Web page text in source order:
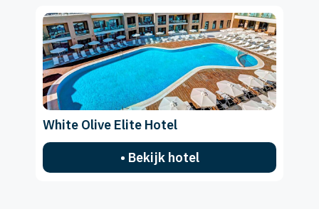
White Olive Elite Hotel
• Bekijk hotel